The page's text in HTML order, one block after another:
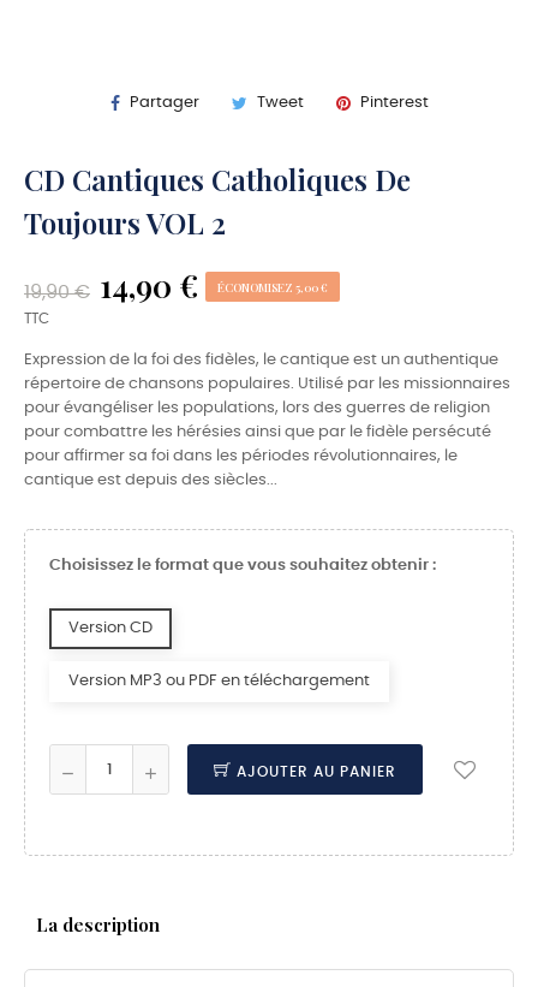
20 LAUDA JERUSALEM
Partager Tweet Pinterest
CD Cantiques Catholiques De
Toujours VOL 2
19,90 € 14,90 € ÉCONOMISEZ 5,00 €
TTC
Expression de la foi des fidèles, le cantique est un authentique
répertoire de chansons populaires. Utilisé par les missionnaires
pour évangéliser les populations, lors des guerres de religion
pour combattre les hérésies ainsi que par le fidèle persécuté
pour affirmer sa foi dans les périodes révolutionnaires, le
cantique est depuis des siècles...
Choisissez le format que vous souhaitez obtenir :
Version CD
Version MP3 ou PDF en téléchargement
AJOUTER AU PANIER
La description